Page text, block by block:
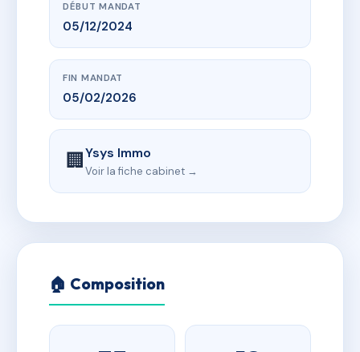
DÉBUT MANDAT
05/12/2024
FIN MANDAT
05/02/2026
🏢Ysys Immo
Voir la fiche cabinet →
🏠 Composition